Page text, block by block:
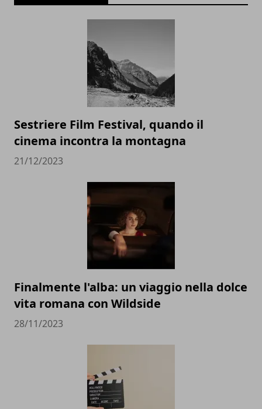
Sestriere Film Festival, quando il
cinema incontra la montagna
21/12/2023
Finalmente l'alba: un viaggio nella dolce
vita romana con Wildside
28/11/2023